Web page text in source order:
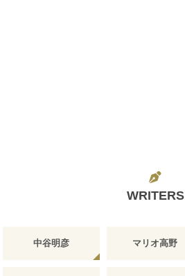
WRITERS
中谷明彦 マリオ高野